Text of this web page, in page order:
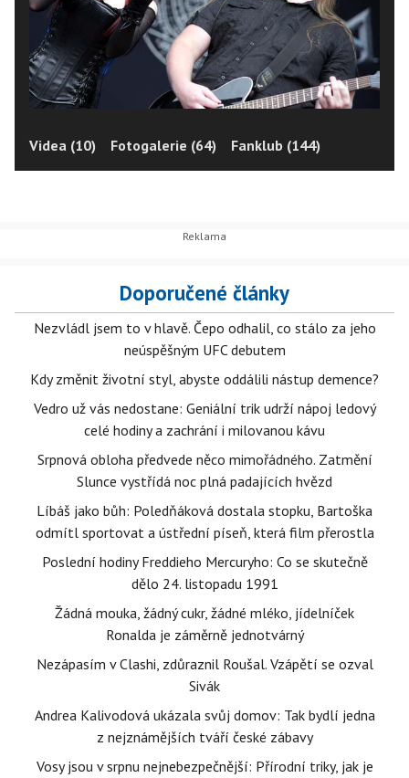
Videa (10) Fotogalerie (64) Fanklub (144)
Doporučené články
Nezvládl jsem to v hlavě. Čepo odhalil, co stálo za jeho
neúspěšným UFC debutem
Kdy změnit životní styl, abyste oddálili nástup demence?
Vedro už vás nedostane: Geniální trik udrží nápoj ledový
celé hodiny a zachrání i milovanou kávu
Srpnová obloha předvede něco mimořádného. Zatmění
Slunce vystřídá noc plná padajících hvězd
Líbáš jako bůh: Poledňáková dostala stopku, Bartoška
odmítl sportovat a ústřední píseň, která film přerostla
Poslední hodiny Freddieho Mercuryho: Co se skutečně
dělo 24. listopadu 1991
Žádná mouka, žádný cukr, žádné mléko, jídelníček
Ronalda je záměrně jednotvárný
Nezápasím v Clashi, zdůraznil Roušal. Vzápětí se ozval
Sivák
Andrea Kalivodová ukázala svůj domov: Tak bydlí jedna
z nejznámějších tváří české zábavy
Vosy jsou v srpnu nejnebezpečnější: Přírodní triky, jak je